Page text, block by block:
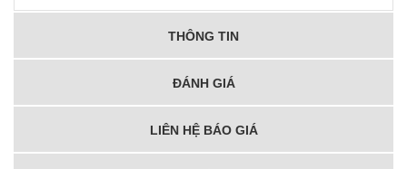
THÔNG TIN
ĐÁNH GIÁ
LIÊN HỆ BÁO GIÁ